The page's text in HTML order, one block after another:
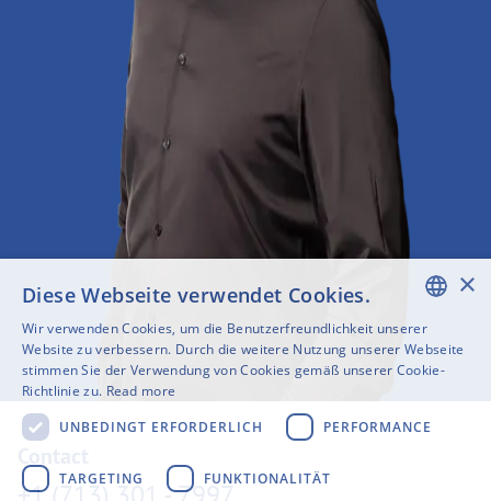
ENGLISH
SWEDISH
×
Diese Webseite verwendet Cookies.
Wir verwenden Cookies, um die Benutzerfreundlichkeit unserer
Website zu verbessern. Durch die weitere Nutzung unserer Webseite
stimmen Sie der Verwendung von Cookies gemäß unserer Cookie-
Richtlinie zu. Read more
UNBEDINGT ERFORDERLICH
PERFORMANCE
TARGETING FUNKTIONALITÄT